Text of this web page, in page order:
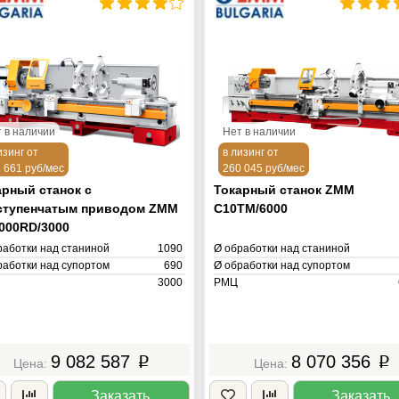
в наличии
от
661 руб/мес
станок с
приводом ZMM
3000
над станиной
1090
над супортом
690
3000
9 082 587 p
Заказать
Нет в наличии
в лизинг от
260 045 руб/мес
Токарный станок ZMM
C10TM/6000
Ø обработки над станиной
Ø обработки над супортом
РМЦ
8 070 356 p
Заказать